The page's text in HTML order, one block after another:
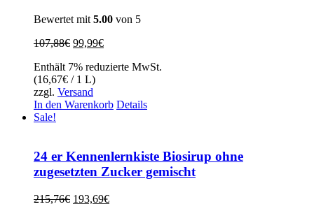
Bewertet mit 5.00 von 5
107,88€ Ursprünglicher
war:
107,88€
99,99€Aktueller
ist:
Enthält 7% reduzierte MwSt.
(16,67€ / 1 L)
zzgl. Versand
In den Warenkorb Details
Sale!
24 er Kennenlernkiste Biosirup ohne
zugesetzten Zucker gemischt
215,76€ Ursprünglicher
193,69€Aktueller